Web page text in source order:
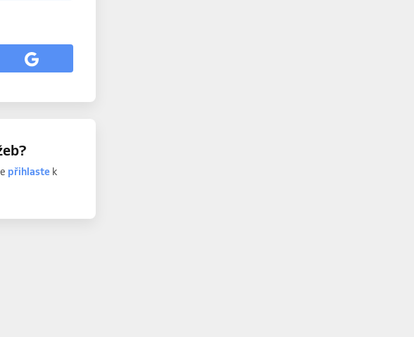
přihlastek